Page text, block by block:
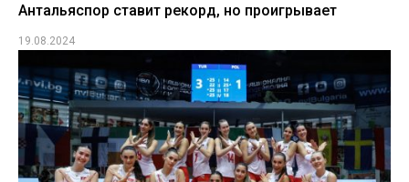
Антальяспор ставит рекорд, но проигрывает
19.08.2024